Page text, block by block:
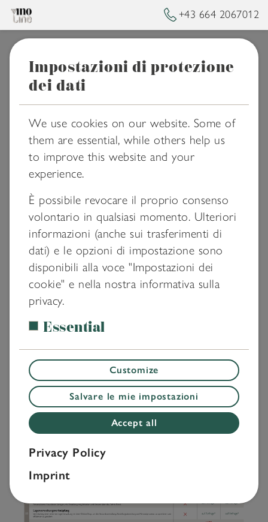
+43 664 2067012
➥BACK TO HOMEPAGE
Listino prezzi
Impostazioni di protezione
dei dati
We use cookies on our website. Some of
them are essential, while others help us
to improve this website and your
experience.
È possibile revocare il proprio consenso
volontario in qualsiasi momento. Ulteriori
informazioni (anche sui trasferimenti di
dati) e le opzioni di impostazione sono
disponibili alla voce "Impostazioni dei
cookie" e nella nostra informativa sulla
privacy.
Essential
Customize
Salvare le mie impostazioni
Accept all
Privacy Policy
Imprint